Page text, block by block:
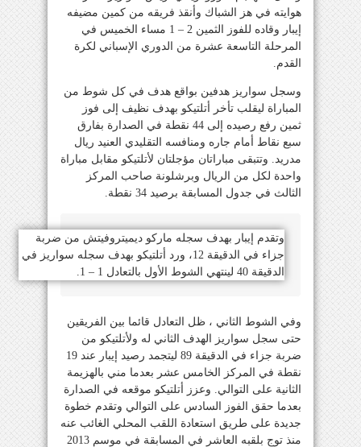
هوايته في هز الشباك وأنقذ فريقه من كمين مضيفه
إيبار وقاده للفوز الثمين 2 – 1 مساء الخميس في
المرحلة التاسعة عشرة من الدوري الإسباني لكرة
القدم.
وسجل سواريز هدفين بواقع هدف في كل شوط من
المباراة ليقلب تأخر أتلتيكو بهدف نظيف إلى فوز
ثمين رفع رصيده إلى 44 نقطة في الصدارة بفارق
سبع نقاط أمام جاره ومنافسه التقليدي العنيد ريال
مدريد. وتتبقى مباراتان مؤجلتان لأتلتيكو مقابل مباراة
واحدة لكل من الريال وبرشلونة صاحب المركز
الثالث في جدول المسابقة برصيد 34 نقطة.
وتقدم إيبار بهدف سجله ماركو ديميتروفيتش من ضربة
جزاء في الدقيقة 12، ورد أتلتيكو بهدف سجله سواريز في
الدقيقة 40 لينتهي الشوط الأول بالتعادل 1 – 1.
وفي الشوط الثاني ، ظل التعادل قائما بين الفريقين
حتى سجل سواريز الهدف الثاني له ولأتلتيكو من
ضربة جزاء في الدقيقة 89 ليتجمد رصيد إيبار عند 19
نقطة في المركز الخامس عشر بعدما مني بالهزيمة
الثانية على التوالي. وعزز أتلتيكو موقعه في الصدارة
بعدما حقق الفوز السادس على التوالي وتقدم خطوة
جديدة على طريق استعادة اللقب المحلي الغائب عنه
منذ توج بلقبه العاشر في المسابقة في موسم 2013